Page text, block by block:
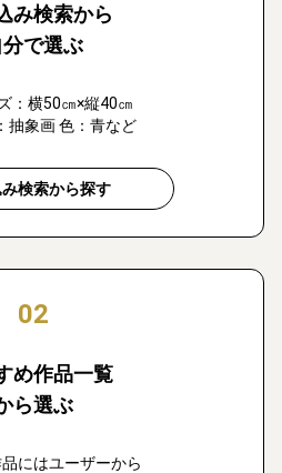
み検索から
分で選ぶ
：横50㎝×縦40㎝
抽象画 色：青など
検索から探す
02
め作品一覧
ら選ぶ
にはユーザーから